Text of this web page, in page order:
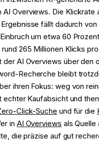
AI Overviews. Die Klickrate
fällt dadurch von
um etwa 60
265 Millionen Klicks
der AI Overviews über den
Recherche bleibt
ihren Fokus: weg von
echter Kaufabsicht und
Click-Suche und für die
in AI Overviews als Quelle
die präzise auf gut